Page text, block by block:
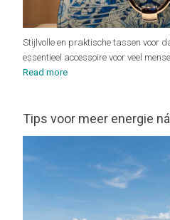
Stijlvolle en praktische tassen voor
essentieel accessoire voor veel
Read more
Tips voor meer energie